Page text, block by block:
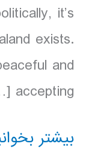
it’s
exists.
and
accepting […]
دانلود
بیشتر